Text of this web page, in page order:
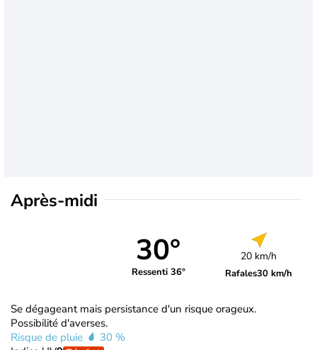
Après-midi
30°
Ressenti 36°
20 km/h
Rafales30 km/h
Se dégageant mais persistance d'un risque orageux.
Possibilité d'averses.
Risque de pluie
30 %